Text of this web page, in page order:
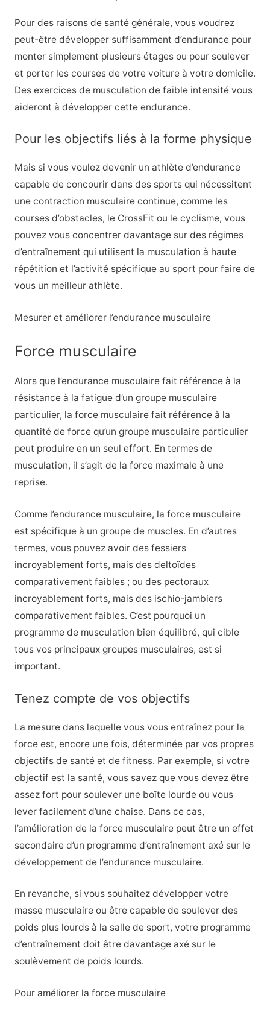
Pour des raisons de santé générale, vous voudrez
peut-être développer suffisamment d’endurance pour
monter simplement plusieurs étages ou pour soulever
et porter les courses de votre voiture à votre domicile.
Des exercices de musculation de faible intensité vous
aideront à développer cette endurance.
Pour les objectifs liés à la forme physique
Mais si vous voulez devenir un athlète d’endurance
capable de concourir dans des sports qui nécessitent
une contraction musculaire continue, comme les
courses d’obstacles, le CrossFit ou le cyclisme, vous
pouvez vous concentrer davantage sur des régimes
d’entraînement qui utilisent la musculation à haute
répétition et l’activité spécifique au sport pour faire de
vous un meilleur athlète.
Mesurer et améliorer l’endurance musculaire
Force musculaire
Alors que l’endurance musculaire fait référence à la
résistance à la fatigue d’un groupe musculaire
particulier, la force musculaire fait référence à la
quantité de force qu’un groupe musculaire particulier
peut produire en un seul effort. En termes de
musculation, il s’agit de la force maximale à une
reprise.
Comme l’endurance musculaire, la force musculaire
est spécifique à un groupe de muscles. En d’autres
termes, vous pouvez avoir des fessiers
incroyablement forts, mais des deltoïdes
comparativement faibles ; ou des pectoraux
incroyablement forts, mais des ischio-jambiers
comparativement faibles. C’est pourquoi un
programme de musculation bien équilibré, qui cible
tous vos principaux groupes musculaires, est si
important.
Tenez compte de vos objectifs
La mesure dans laquelle vous vous entraînez pour la
force est, encore une fois, déterminée par vos propres
objectifs de santé et de fitness. Par exemple, si votre
objectif est la santé, vous savez que vous devez être
assez fort pour soulever une boîte lourde ou vous
lever facilement d’une chaise. Dans ce cas,
l’amélioration de la force musculaire peut être un effet
secondaire d’un programme d’entraînement axé sur le
développement de l’endurance musculaire.
En revanche, si vous souhaitez développer votre
masse musculaire ou être capable de soulever des
poids plus lourds à la salle de sport, votre programme
d’entraînement doit être davantage axé sur le
soulèvement de poids lourds.
Pour améliorer la force musculaire